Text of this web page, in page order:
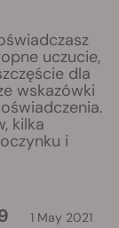
uczucie,
dla
wskazówki
kilka
i
1 May 2021